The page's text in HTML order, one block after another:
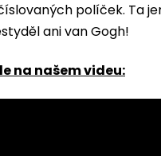
políček. Ta
ani van Gogh!
na našem videu: